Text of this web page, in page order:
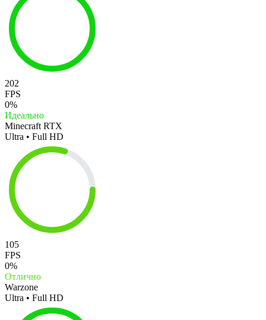
202
FPS
0%
Идеально
Minecraft RTX
Ultra • Full HD
105
FPS
0%
Отлично
Warzone
Ultra • Full HD